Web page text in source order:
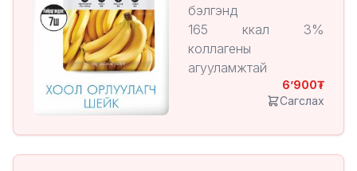
бэлгэнд
165 ккал 3%
коллагены
агууламжтай
Өдөрт авах витамин С-
н хэмжээг агуулсан
6’900
Сагслах